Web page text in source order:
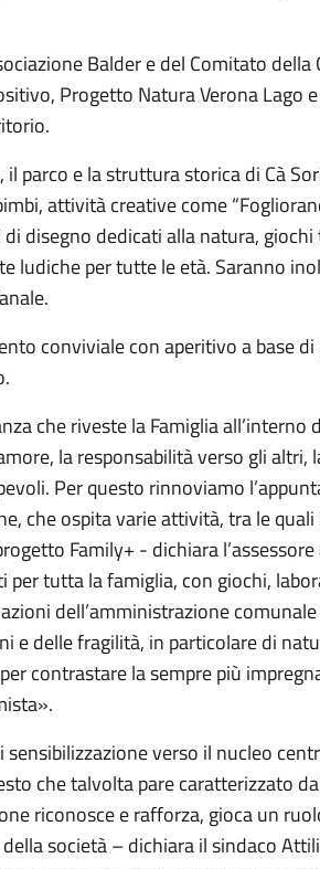
Balder e del Comitato della
Progetto Natura Verona Lago
parco e la struttura storica di Cà
attività creative come
disegno dedicati alla natura,
ludiche per tutte le età. Saranno
conviviale con aperitivo a base
che riveste la Famiglia all’interno
la responsabilità verso gli altri,
Per questo rinnoviamo
che ospita varie attività, tra le
Family+ - dichiara l’assessore
tutta la famiglia, con giochi,
dell’amministrazione
e delle fragilità, in particolare di
contrastare la sempre più
verso il nucleo
che talvolta pare caratterizzato
riconosce e rafforza, gioca un
società – dichiara il sindaco